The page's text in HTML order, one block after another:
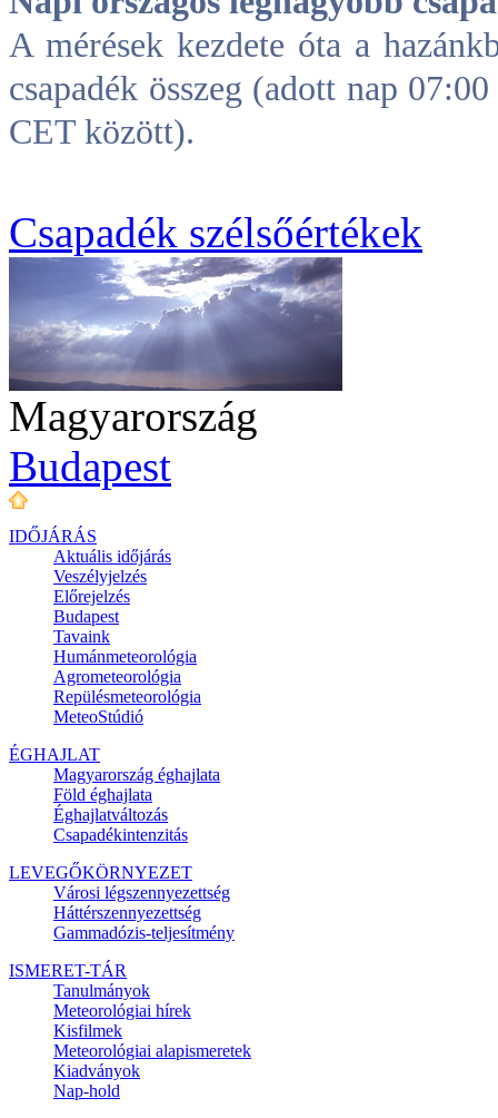
A mérések kezdete óta a
csapadék összeg (adott nap
CET között).
Csapadék szélsőértékek
Magyarország
Budapest
IDŐJÁRÁS
Aktuális időjárás
Veszélyjelzés
Előrejelzés
Budapest
Tavaink
Humánmeteorológia
Agrometeorológia
Repülésmeteorológia
MeteoStúdió
ÉGHAJLAT
Magyarország éghajlata
Föld éghajlata
Éghajlatváltozás
Csapadékintenzitás
LEVEGŐKÖRNYEZET
Városi légszennyezettség
Háttérszennyezettség
Gammadózis-teljesítmény
ISMERET-TÁR
Tanulmányok
Meteorológiai hírek
Kisfilmek
Meteorológiai alapismeretek
Kiadványok
Nap-hold